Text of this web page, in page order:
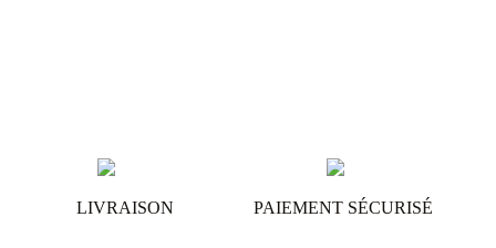
LIVRAISON PAIEMENT SÉCURISÉ